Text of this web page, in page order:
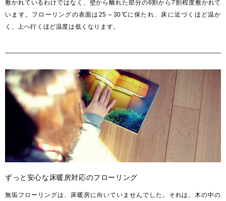
フローリングリフォームお悩み解決サイト
フローリング総合研究所
採用情報
敷かれているわけではなく、壁から離れた部分の6割から7割程度敷かれて
います。フローリングの表面は25～30℃に保たれ、床に近づくほど温か
く、上へ行くほど温度は低くなります。
ずっと安心な床暖房対応のフローリング
無垢フローリングは、床暖房に向いていませんでした。それは、木の中の